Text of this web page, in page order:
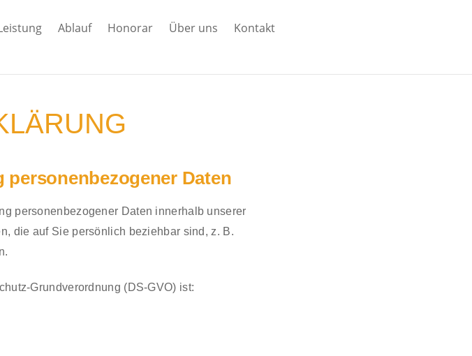
Ablauf Honorar Über uns Kontakt
Daten
personenbezogener Daten innerhalb unserer
die auf Sie persönlich beziehbar sind, z. B.
Grundverordnung (DS-GVO) ist: